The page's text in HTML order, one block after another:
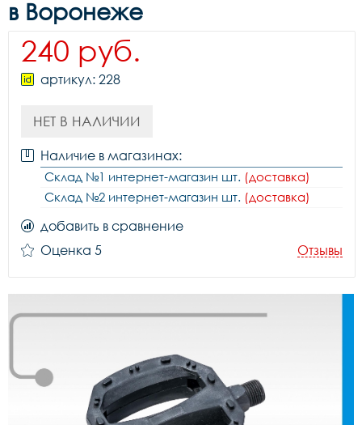
в Воронеже
240 руб.
артикул: 228
НЕТ В НАЛИЧИИ
Наличие в магазинах:
Склад №1 интернет-магазин шт. (доставка)
Склад №2 интернет-магазин шт. (доставка)
добавить в сравнение
Оценка 5
Отзывы